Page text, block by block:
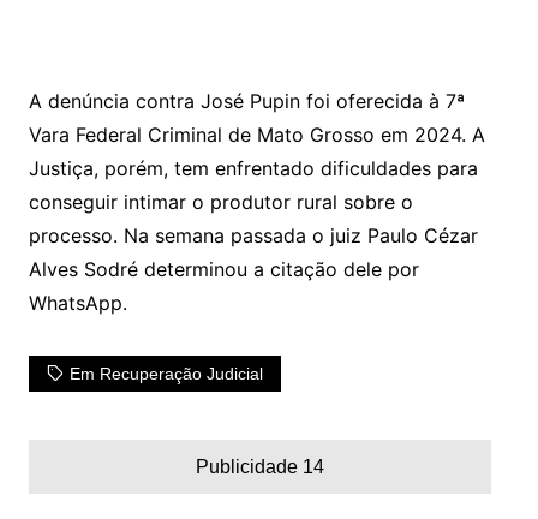
A denúncia contra José Pupin foi oferecida à 7ª
Vara Federal Criminal de Mato Grosso em 2024. A
Justiça, porém, tem enfrentado dificuldades para
conseguir intimar o produtor rural sobre o
processo. Na semana passada o juiz Paulo Cézar
Alves Sodré determinou a citação dele por
WhatsApp.
Em Recuperação Judicial
Publicidade 14